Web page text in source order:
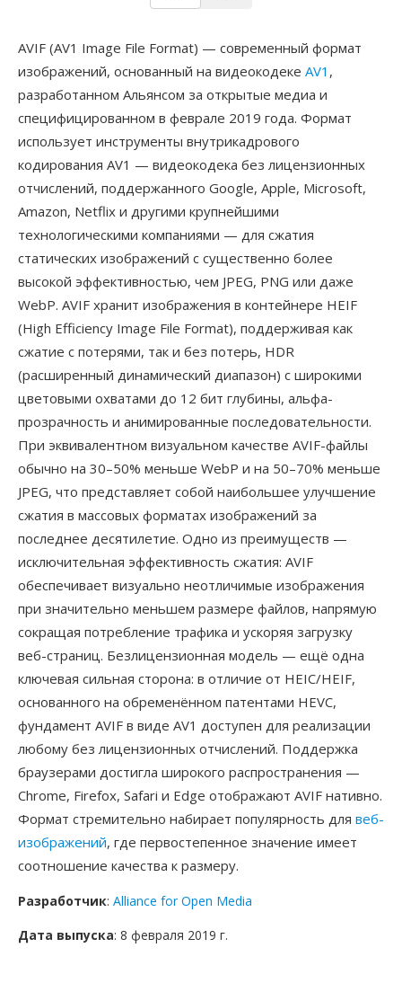
AVIF (AV1 Image File Format) — современный формат
изображений, основанный на видеокодеке AV1 ,
разработанном Альянсом за открытые медиа и
специфицированном в феврале 2019 года. Формат
использует инструменты внутрикадрового
кодирования AV1 — видеокодека без лицензионных
отчислений, поддержанного Google, Apple, Microsoft,
Amazon, Netflix и другими крупнейшими
технологическими компаниями — для сжатия
статических изображений с существенно более
высокой эффективностью, чем JPEG, PNG или даже
WebP. AVIF хранит изображения в контейнере HEIF
(High Efficiency Image File Format), поддерживая как
сжатие с потерями, так и без потерь, HDR
(расширенный динамический диапазон) с широкими
цветовыми охватами до 12 бит глубины, альфа-
прозрачность и анимированные последовательности.
При эквивалентном визуальном качестве AVIF-файлы
обычно на 30–50% меньше WebP и на 50–70% меньше
JPEG, что представляет собой наибольшее улучшение
сжатия в массовых форматах изображений за
последнее десятилетие. Одно из преимуществ —
исключительная эффективность сжатия: AVIF
обеспечивает визуально неотличимые изображения
при значительно меньшем размере файлов, напрямую
сокращая потребление трафика и ускоряя загрузку
веб-страниц. Безлицензионная модель — ещё одна
ключевая сильная сторона: в отличие от HEIC/HEIF,
основанного на обременённом патентами HEVC,
фундамент AVIF в виде AV1 доступен для реализации
любому без лицензионных отчислений. Поддержка
браузерами достигла широкого распространения —
Chrome, Firefox, Safari и Edge отображают AVIF нативно.
Формат стремительно набирает популярность для веб-
изображений, где первостепенное значение имеет
соотношение качества к размеру.
Разработчик: Alliance for Open Media
Дата выпуска: 8 февраля 2019 г.